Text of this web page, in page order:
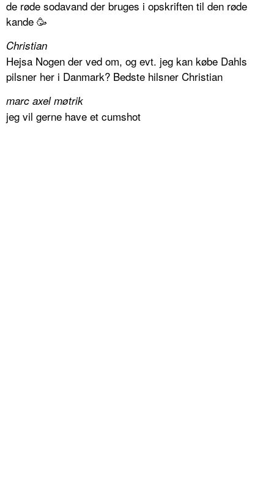
de røde sodavand der bruges i opskriften til den røde
kande 🥳
Christian
Hejsa Nogen der ved om, og evt. jeg kan købe Dahls
pilsner her i Danmark? Bedste hilsner Christian
marc axel møtrik
jeg vil gerne have et cumshot